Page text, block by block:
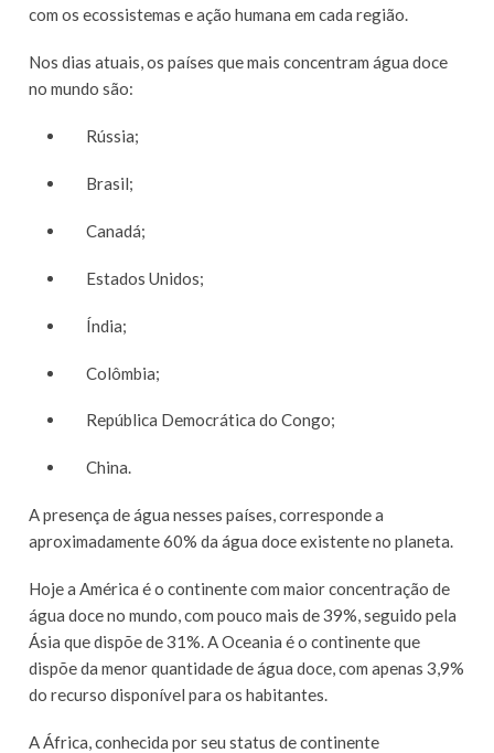
com os ecossistemas e ação humana em cada região.
Nos dias atuais, os países que mais concentram água doce
no mundo são:
Rússia;
Brasil;
Canadá;
Estados Unidos;
Índia;
Colômbia;
República Democrática do Congo;
China.
A presença de água nesses países, corresponde a
aproximadamente 60% da água doce existente no planeta.
Hoje a América é o continente com maior concentração de
água doce no mundo, com pouco mais de 39%, seguido pela
Ásia que dispõe de 31%. A Oceania é o continente que
dispõe da menor quantidade de água doce, com apenas 3,9%
do recurso disponível para os habitantes.
A África, conhecida por seu status de continente